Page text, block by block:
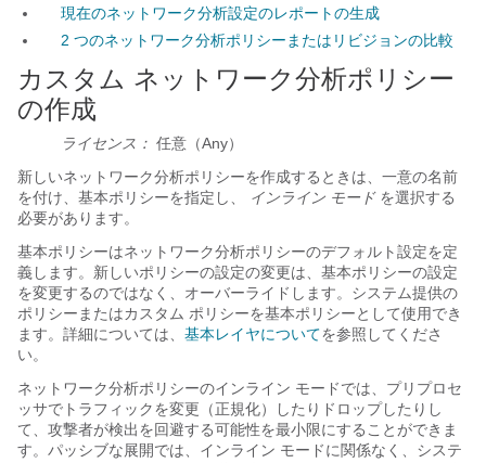
現在のネットワーク分析設定のレポートの生成
2 つのネットワーク分析ポリシーまたはリビジョンの比較
カスタム ネットワーク分析ポリシー
の作成
ライセンス： 任意（Any）
新しいネットワーク分析ポリシーを作成するときは、一意の名前
を付け、基本ポリシーを指定し、
インライン モードを選択する
必要があります。
基本ポリシーはネットワーク分析ポリシーのデフォルト設定を定
義します。新しいポリシーの設定の変更は、基本ポリシーの設定
を変更するのではなく、オーバーライドします。システム提供の
ポリシーまたはカスタム ポリシーを基本ポリシーとして使用でき
ます。詳細については、 基本レイヤについてを参照してくださ
い。
ネットワーク分析ポリシーのインライン モードでは、プリプロセ
ッサでトラフィックを変更（正規化）したりドロップしたりし
て、攻撃者が検出を回避する可能性を最小限にすることができま
す。パッシブな展開では、インライン モードに関係なく、システ